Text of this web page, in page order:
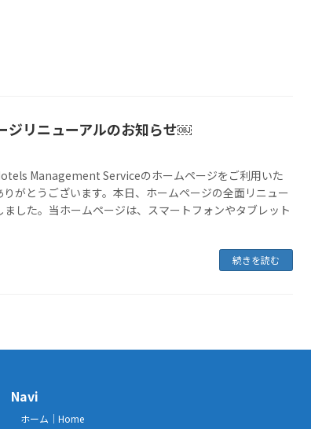
ジリニューアルのお知らせ￼
Management Serviceのホームページをご利用いた
りがとうございます。本日、ホームページの全面リニュー
ました。当ホームページは、スマートフォンやタブレット
続きを読む
Navi
ホーム｜Home